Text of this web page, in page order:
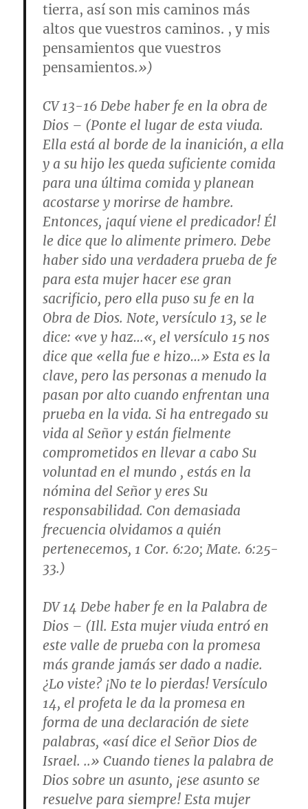
tierra, así son mis caminos más
altos que vuestros caminos. , y mis
pensamientos que vuestros
pensamientos.»)
CV 13-16 Debe haber fe en la obra de
Dios – (Ponte el lugar de esta viuda.
Ella está al borde de la inanición, a ella
y a su hijo les queda suficiente comida
para una última comida y planean
acostarse y morirse de hambre.
Entonces, ¡aquí viene el predicador! Él
le dice que lo alimente primero. Debe
haber sido una verdadera prueba de fe
para esta mujer hacer ese gran
sacrificio, pero ella puso su fe en la
Obra de Dios. Note, versículo 13, se le
dice: «ve y haz…«, el versículo 15 nos
dice que «ella fue e hizo…» Esta es la
clave, pero las personas a menudo la
pasan por alto cuando enfrentan una
prueba en la vida. Si ha entregado su
vida al Señor y están fielmente
comprometidos en llevar a cabo Su
voluntad en el mundo , estás en la
nómina del Señor y eres Su
responsabilidad. Con demasiada
frecuencia olvidamos a quién
pertenecemos, 1 Cor. 6:20; Mate. 6:25-
33.)
DV 14 Debe haber fe en la Palabra de
Dios – (Ill. Esta mujer viuda entró en
este valle de prueba con la promesa
más grande jamás ser dado a nadie.
¿Lo viste? ¡No te lo pierdas! Versículo
14, el profeta le da la promesa en
forma de una declaración de siete
palabras, «así dice el Señor Dios de
Israel. ..» Cuando tienes la palabra de
Dios sobre un asunto, ¡ese asunto se
resuelve para siempre! Esta mujer